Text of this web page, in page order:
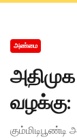
அண்மை
வழக்கு: